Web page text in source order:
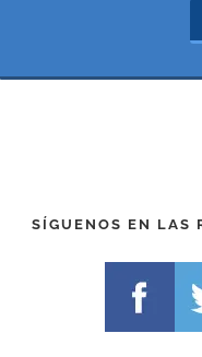
SÍGUENOS EN LAS